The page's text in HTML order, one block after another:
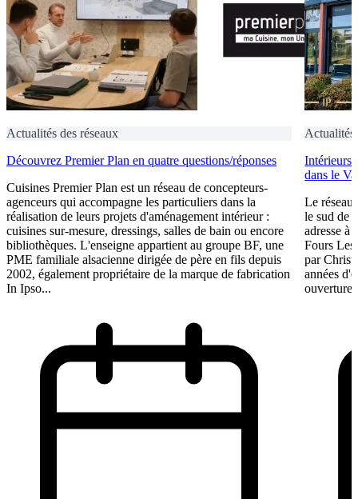
Actualités des réseaux
Découvrez Premier Plan en quatre questions/réponses
Cuisines Premier Plan est un réseau de concepteurs-
agenceurs qui accompagne les particuliers dans la
réalisation de leurs projets d'aménagement intérieur :
cuisines sur-mesure, dressings, salles de bain ou encore
bibliothèques. L'enseigne appartient au groupe BF, une
PME familiale alsacienne dirigée de père en fils depuis
2002, également propriétaire de la marque de fabrication
In Ipso...
Actualités
Intérieurs
dans le
Le réseau
le sud de
adresse à
Fours Les
par
années
ouverture